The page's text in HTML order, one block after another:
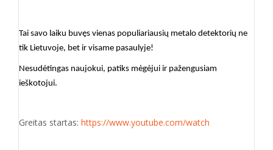
Tai savo laiku buvęs vienas populiariausių metalo detektorių ne
tik Lietuvoje, bet ir visame pasaulyje!
Nesudėtingas naujokui, patiks mėgėjui ir pažengusiam
ieškotojui.
Greitas startas: https://www.youtube.com/watch